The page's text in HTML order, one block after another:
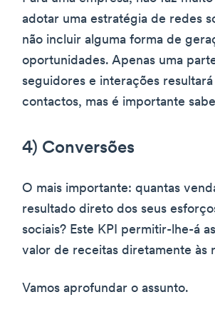
adotar uma estratégia de redes
não incluir alguma forma de
oportunidades. Apenas uma
seguidores e interações resultará
contactos, mas é importante
4) Conversões
O mais importante: quantas
resultado direto dos seus
sociais? Este KPI permitir-lhe-á
valor de receitas diretamente às
Vamos aprofundar o assunto.